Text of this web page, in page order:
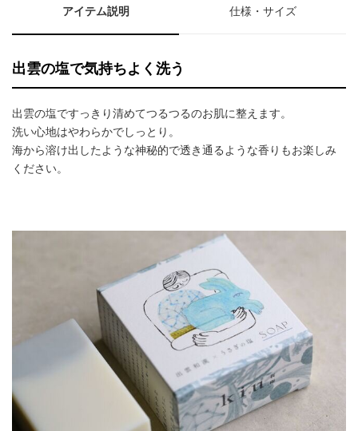
アイテム説明 仕様・サイズ
出雲の塩で気持ちよく洗う
出雲の塩ですっきり清めてつるつるのお肌に整えます。
洗い心地はやわらかでしっとり。
海から溶け出したような神秘的で透き通るような香りもお楽しみ
ください。